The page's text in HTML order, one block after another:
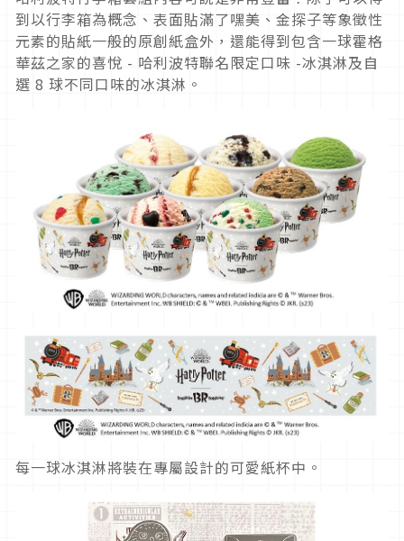
到以行李箱為概念、表面貼滿了嘿美、金探子等象徵性
元素的貼紙一般的原創紙盒外，還能得到包含一球霍格
華茲之家的喜悅 - 哈利波特聯名限定口味 -冰淇淋及自
選 8 球不同口味的冰淇淋。
每一球冰淇淋將裝在專屬設計的可愛紙杯中。